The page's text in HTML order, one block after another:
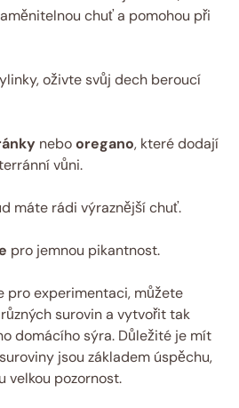
chuť a pomohou při
oživte svůj dech beroucí
nebooregano, které dodají
vůni.
máte rádi výraznější chuť.
pro jemnou pikantnost.
pro experimentaci, můžete
surovin a vytvořit tak
domácího sýra. Důležité je mít
jsou základem úspěchu,
velkou pozornost.